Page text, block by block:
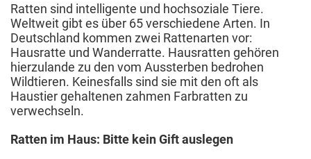
Ratten sind intelligente und hochsoziale Tiere.
Weltweit gibt es über 65 verschiedene Arten. In
Deutschland kommen zwei Rattenarten vor:
Hausratte und Wanderratte. Hausratten gehören
hierzulande zu den vom Aussterben bedrohen
Wildtieren. Keinesfalls sind sie mit den oft als
Haustier gehaltenen zahmen Farbratten zu
verwechseln.
Ratten im Haus: Bitte kein Gift auslegen